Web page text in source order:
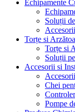
Echipamente
Soluții
Torțe si
Torțe si
Soluții
Accesorii si
Chei
Pompe